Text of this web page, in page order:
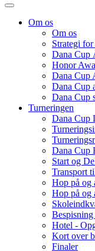
Om os
Om os
Strategi
Dana Cup
Honor
Dana Cup
Dana Cup
Dana Cup
Turneringen
Dana Cup
Dana Cup
Start og
Transport
Hop på og
Hop på og
Bespisning
Hotel -
Kort over
Finaler